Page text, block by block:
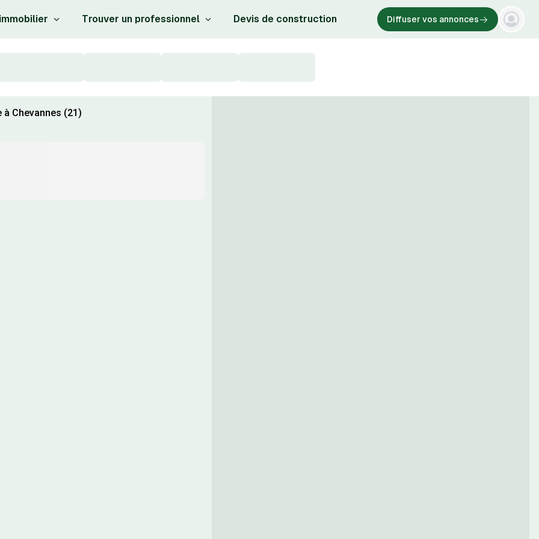
Trouver un professionnel Devis de construction Diffuser vos annonces
Chevannes (21)